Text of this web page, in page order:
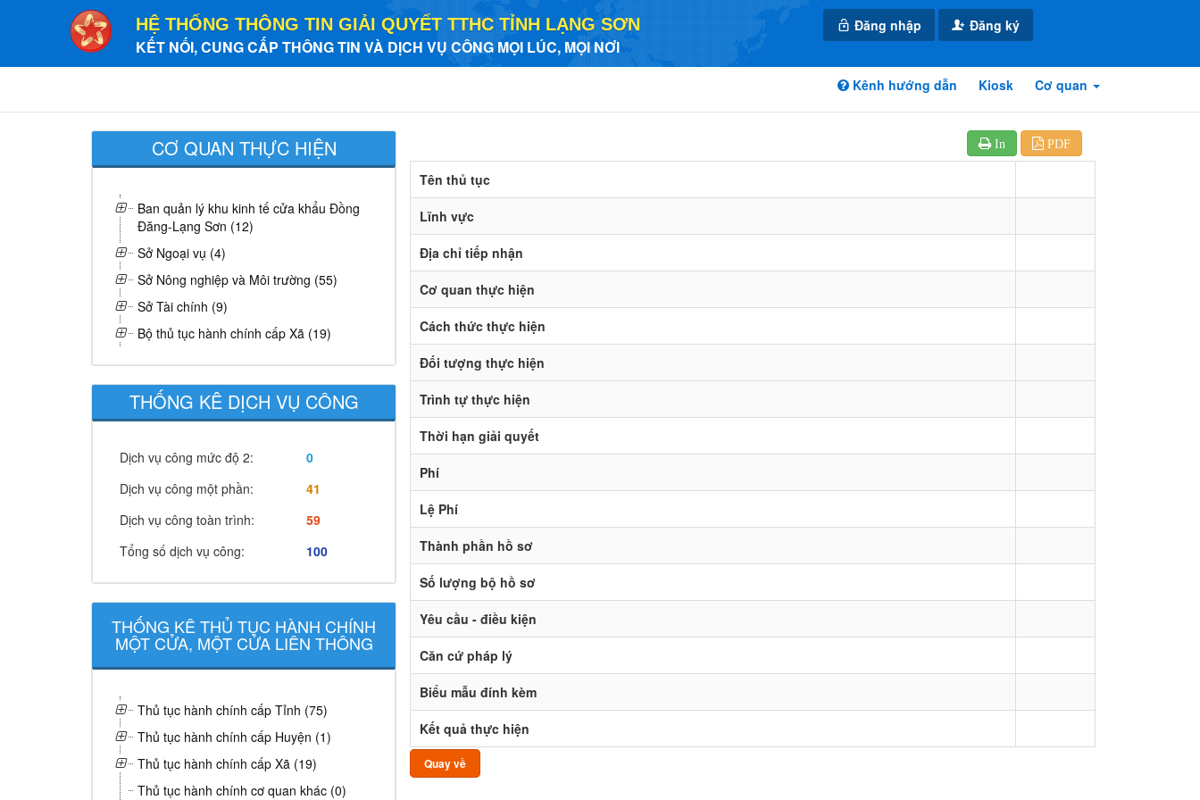
HỆ THỐNG THÔNG TIN GIẢI QUYẾT TTHC TỈNH LẠNG SƠN
KẾT NỐI, CUNG CẤP THÔNG TIN VÀ DỊCH VỤ CÔNG MỌI LÚC, MỌI NƠI
Đăng nhập Đăng ký
Kênh hướng dẫn Kiosk Cơ quan
CƠ QUAN THỰC HIỆN
Ban quản lý khu kinh tế cửa khẩu Đồng
Đăng-Lạng Sơn (12)
Sở Ngoại vụ (4)
Sở Nông nghiệp và Môi trường (55)
Sở Tài chính (9)
Bộ thủ tục hành chính cấp Xã (19)
THỐNG KÊ DỊCH VỤ CÔNG
Dịch vụ công mức độ 2:
0
Dịch vụ công một phần:
41
Dịch vụ công toàn trình:
59
Tổng số dịch vụ công:
100
THỐNG KÊ THỦ TỤC HÀNH CHÍNH
MỘT CỬA, MỘT CỬA LIÊN THÔNG
Thủ tục hành chính cấp Tỉnh (75)
Thủ tục hành chính cấp Huyện (1)
Thủ tục hành chính cấp Xã (19)
Thủ tục hành chính cơ quan khác (0)
In PDF
Tên thủ tục
Lĩnh vực
Địa chỉ tiếp nhận
Cơ quan thực hiện
Cách thức thực hiện
Đối tượng thực hiện
Trình tự thực hiện
Thời hạn giải quyết
Phí
Lệ Phí
Thành phần hồ sơ
Số lượng bộ hồ sơ
Yêu cầu - điều kiện
Căn cứ pháp lý
Biểu mẫu đính kèm
Kết quả thực hiện
Quay về